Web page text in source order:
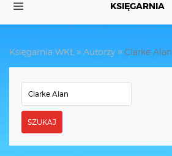
KSIĘGARNIA
Księgarnia WKŁ Autorzy Clarke Alan
SZUKAJ